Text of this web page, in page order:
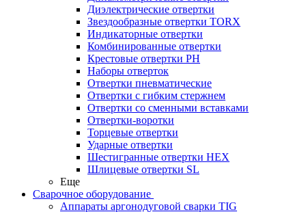
Диэлектрические отвертки
Звездообразные отвертки TORX
Индикаторные отвертки
Комбинированные отвертки
Крестовые отвертки PH
Наборы отверток
Отвертки пневматические
Отвертки с гибким стержнем
Отвертки со сменными вставками
Отвертки-воротки
Торцевые отвертки
Ударные отвертки
Шестигранные отвертки HEX
Шлицевые отвертки SL
Еще
Сварочное оборудование
Аппараты аргонодуговой сварки TIG